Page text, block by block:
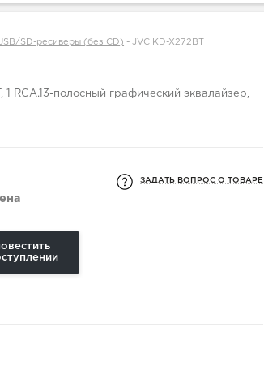
SD-ресиверы (без CD) -JVC KD-X272BT
1 RCA.13-полосный графический эквалайзер,
ЗАДАТЬ ВОПРОС О ТОВАРЕ